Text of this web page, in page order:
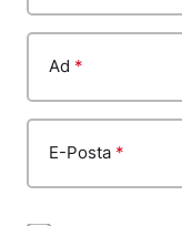
Ad *
E-Posta *